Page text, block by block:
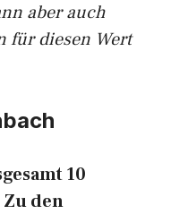
aber auch
für diesen Wert
10
den